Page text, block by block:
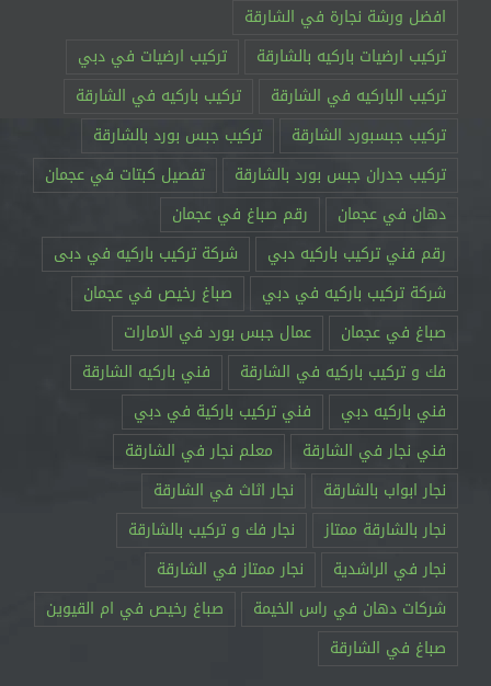
افضل ورشة نجارة في الشارقة
تركيب ارضيات باركيه بالشارقة
تركيب ارضيات في دبي
تركيب الباركيه في الشارقة
تركيب باركيه في الشارقة
تركيب جبسبورد الشارقة
تركيب جبس بورد بالشارقة
تركيب جدران جبس بورد بالشارقة
تفصيل كبتات في عجمان
دهان في عجمان
رقم صباغ في عجمان
رقم فني تركيب باركيه دبي
شركة تركيب باركيه في دبى
شركة تركيب باركيه في دبي
صباغ رخيص في عجمان
صباغ في عجمان
عمال جبس بورد في الامارات
فك و تركيب باركيه في الشارقة
فني باركيه الشارقة
فني باركيه دبي
فني تركيب باركية في دبي
فني نجار في الشارقة
معلم نجار في الشارقة
نجار ابواب بالشارقة
نجار اثاث في الشارقة
نجار بالشارقة ممتاز
نجار فك و تركيب بالشارقة
نجار في الراشدية
نجار ممتاز في الشارقة